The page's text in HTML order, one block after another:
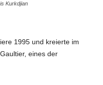
Kurkdjian
1995 und kreierte im
eines der